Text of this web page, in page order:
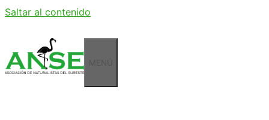
Saltar al contenido